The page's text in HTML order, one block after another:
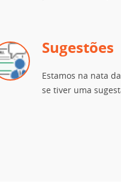
Sugestões
Estamos na nata
se tiver uma